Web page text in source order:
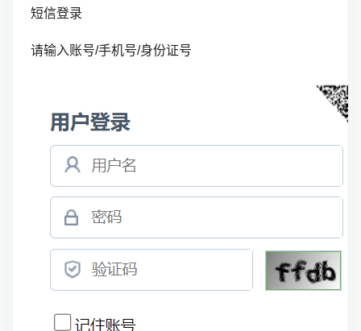
短信登录
请输入账号/手机号/身份证号